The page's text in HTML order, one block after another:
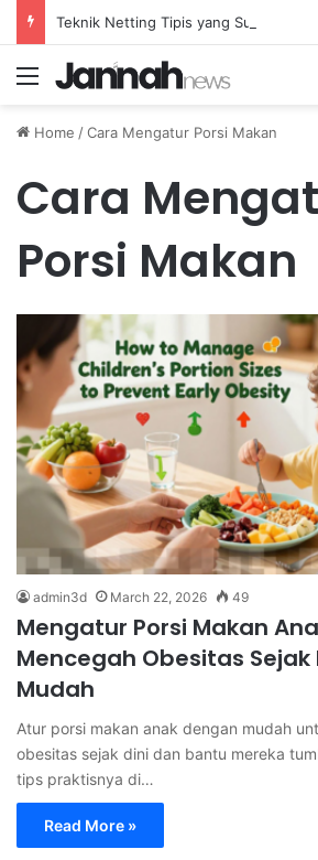
Menu
Home /Cara Mengatur Porsi Makan
Cara
Porsi Makan
admin3d March 22, 2026 49
Mengatur Porsi Makan
Mencegah Obesitas
Mudah
Atur porsi makan anak dengan mudah
obesitas sejak dini dan bantu mereka
tips praktisnya di…
Read More »